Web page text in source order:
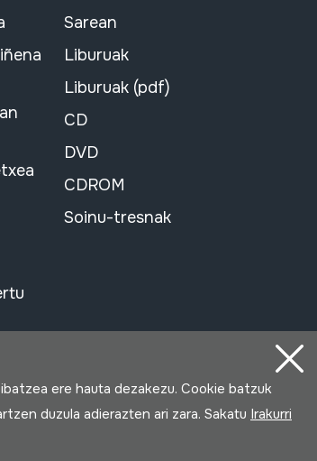
Sarean
Liburuak
Liburuak (pdf)
CD
DVD
CDROM
Soinu-tresnak
ere hauta dezakezu. Cookie batzuk
duzula adierazten ari zara. Sakatu Irakurri